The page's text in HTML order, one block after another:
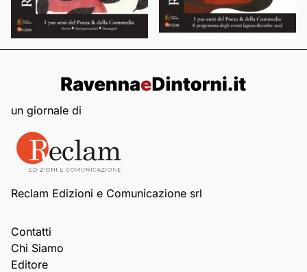
un giornale di
Reclam Edizioni e Comunicazione srl
Contatti
Chi Siamo
Editore